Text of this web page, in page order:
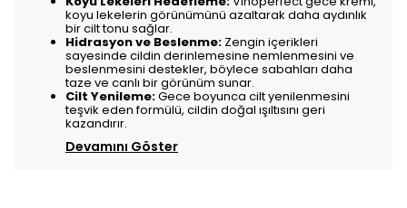
koyu lekelerin görünümünü azaltarak daha aydınlık
bir cilt tonu sağlar.
Hidrasyon ve Beslenme: Zengin içerikleri
sayesinde cildin derinlemesine nemlenmesini ve
beslenmesini destekler, böylece sabahları daha
taze ve canlı bir görünüm sunar.
Cilt Yenileme:Gece boyunca cilt yenilenmesini
teşvik eden formülü, cildin doğal ışıltısını geri
kazandırır.
Devamını Göster